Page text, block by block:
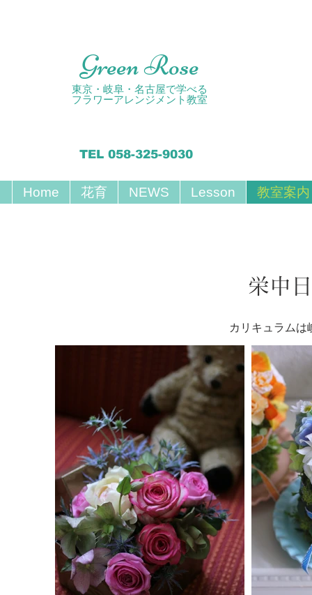
Green Rose
東京・岐阜・名古屋で学べる
フラワーアレンジメント教室
TEL 058-325-9030
Home 花育 NEWS Lesson 教室案内
栄中
カリキュラムは